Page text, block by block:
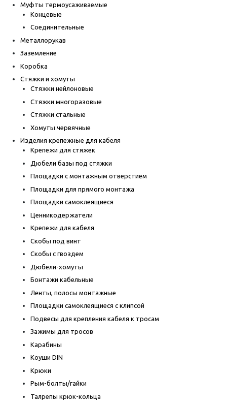
Муфты термоусаживаемые
Концевые
Соединительные
Металлорукав
Заземление
Коробка
Стяжки и хомуты
Стяжки нейлоновые
Стяжки многоразовые
Стяжки стальные
Хомуты червячные
Изделия крепежные для кабеля
Крепежи для стяжек
Дюбели базы под стяжки
Площадки с монтажным отверстием
Площадки для прямого монтажа
Площадки самоклеящиеся
Ценникодержатели
Крепежи для кабеля
Скобы под винт
Скобы с гвоздем
Дюбели-хомуты
Бонтажи кабельные
Ленты, полосы монтажные
Площадки самоклеящиеся с клипсой
Подвесы для крепления кабеля к тросам
Зажимы для тросов
Карабины
Коуши DIN
Крюки
Рым-болты/гайки
Талрепы крюк-кольца